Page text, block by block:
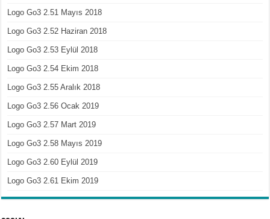
Logo Go3 2.51 Mayıs 2018
Logo Go3 2.52 Haziran 2018
Logo Go3 2.53 Eylül 2018
Logo Go3 2.54 Ekim 2018
Logo Go3 2.55 Aralık 2018
Logo Go3 2.56 Ocak 2019
Logo Go3 2.57 Mart 2019
Logo Go3 2.58 Mayıs 2019
Logo Go3 2.60 Eylül 2019
Logo Go3 2.61 Ekim 2019